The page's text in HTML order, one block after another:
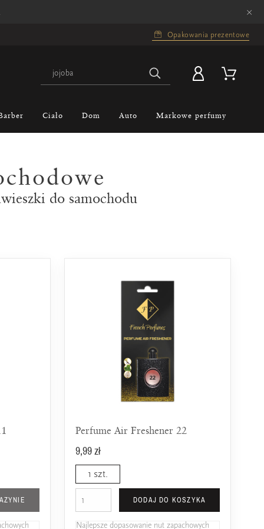
×
Opakowania prezentowe
Ciało Dom Auto Markowe perfumy
do samochodu
Perfume Air Freshener 22
9,99 zł
1 szt.
DODAJ DO KOSZYKA
Najlepsze dopasowanie nut zapachowych